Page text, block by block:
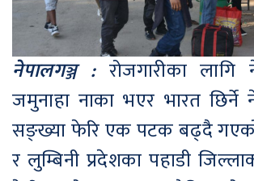
नेपालगञ्ज :रोजगारीका लागि
जमुनाहा नाका भएर भारत छिर्ने
सङ्ख्या फेरि एक पटक बढ्दै
र लुम्बिनी प्रदेशका पहाडी